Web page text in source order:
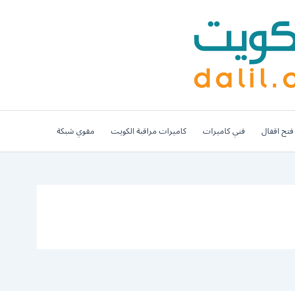
فتح اقفال فني كاميرات كاميرات مراقبة الكويت مقوي شبكة